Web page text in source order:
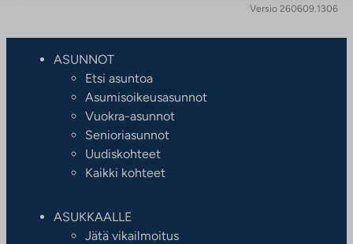
Versio 260609.1306
ASUNNOT
Etsi asuntoa
Asumisoikeusasunnot
Vuokra-asunnot
Senioriasunnot
Uudiskohteet
Kaikki kohteet
ASUKKAALLE
Jätä vikailmoitus